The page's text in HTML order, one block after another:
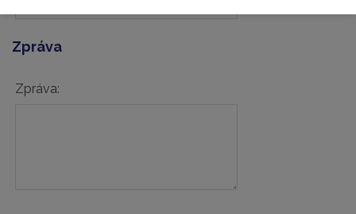
Zpráva
Zpráva: